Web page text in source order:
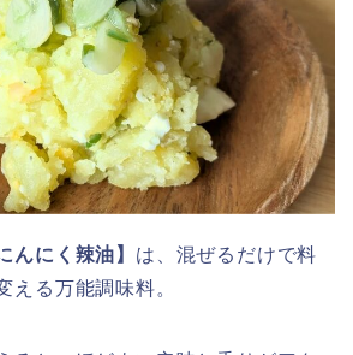
んにく辣油】 は、混ぜるだけで料
える万能調味料。